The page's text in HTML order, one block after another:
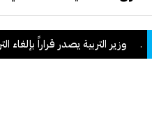
وزير التربية يصدر قراراً بإلغاء